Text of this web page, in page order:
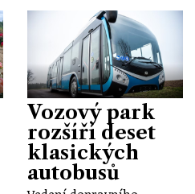
Vozový park
rozšíří deset
klasických
autobusů